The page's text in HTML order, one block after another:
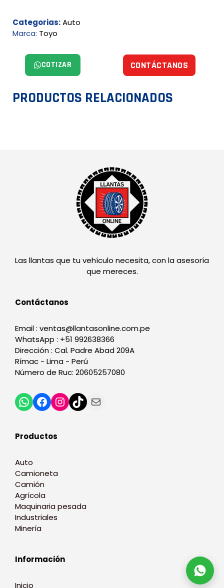
Categorias:Auto
Marca: Toyo
COTIZAR CONTÁCTANOS
PRODUCTOS RELACIONADOS
Las llantas que tu vehículo necesita, con la asesoría
que mereces.
Contáctanos
Email : ventas@llantasonline.com.pe
WhatsApp : +51 992638366
Dirección : Cal. Padre Abad 209A
Rímac - Lima - Perú
Número de Ruc: 20605257080
Productos
Auto
Camioneta
Camión
Agrícola
Maquinaria pesada
Industriales
Minería
Información
Inicio